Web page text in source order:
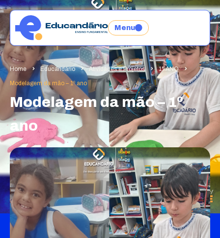
Menu
Home Educandário Atividades e Projetos 1° ANO
Modelagem da mão – 1º ano
Modelagem da mão – 1º
ano